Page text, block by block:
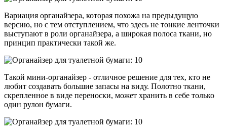
Вариация органайзера, которая похожа на предыдущую
версию, но с тем отступлением, что здесь не тонкие ленточки
выступают в роли органайзера, а широкая полоса ткани, но
принцип практически такой же.
Такой мини-органайзер - отличное решение для тех, кто не
любит создавать большие запасы на виду. Полотно ткани,
скрепленное в виде переноски, может хранить в себе только
один рулон бумаги.